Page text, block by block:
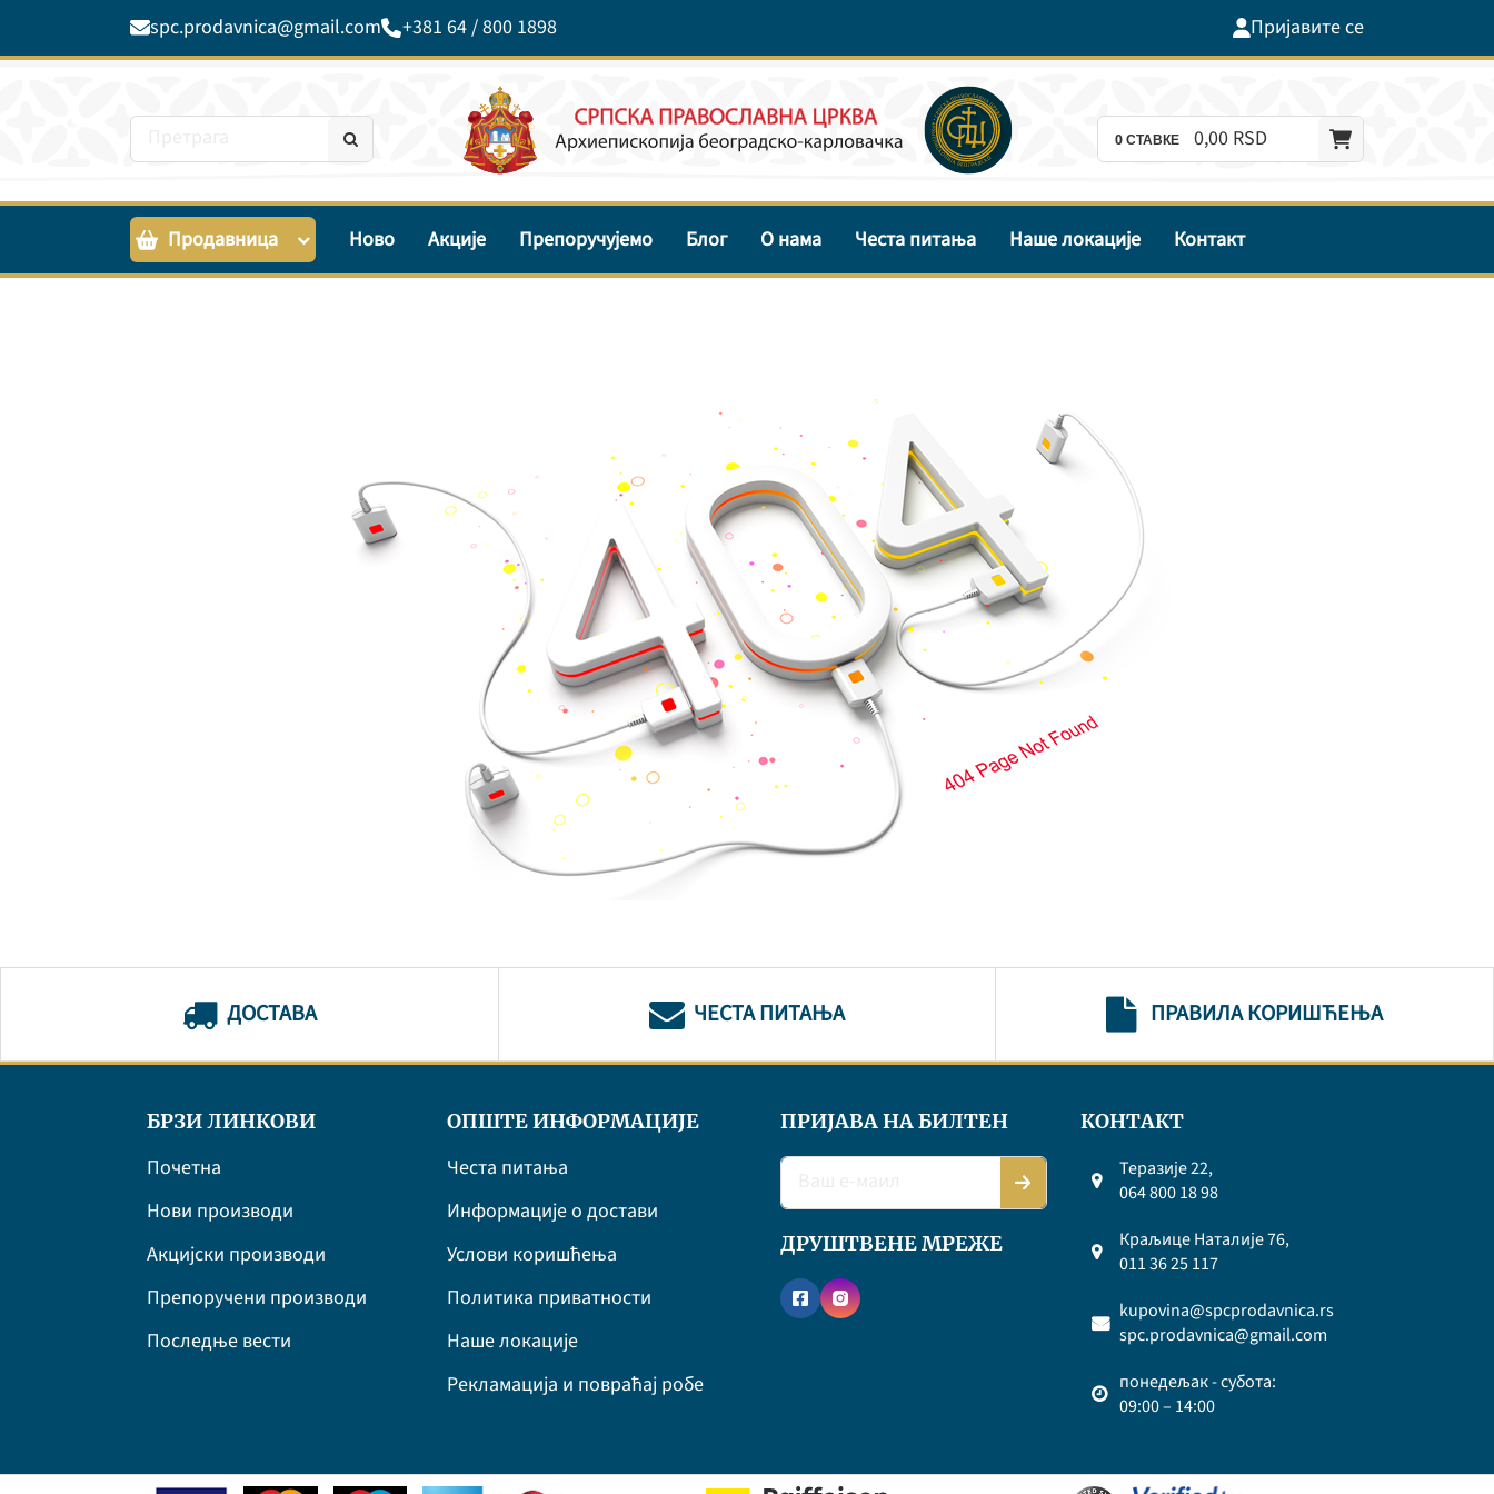
spc.prodavnica@gmail.com +381 64 / 800 1898 Пријавите се
0СТАВКЕ 0,00 RSD
Продавница Ново Акције Препоручујемо Блог О нама Честа питања Наше локације Контакт
ДОСТАВА ЧЕСТА ПИТАЊА ПРАВИЛА КОРИШЋЕЊА
БРЗИ ЛИНКОВИ
Почетна
Нови производи
Акцијски производи
Препоручени производи
Последње вести
ОПШТЕ ИНФОРМАЦИЈЕ
Честа питања
Информације о достави
Услови коришћења
Политика приватности
Наше локације
Рекламација и повраћај робе
ПРИЈАВА НА БИЛТЕН
ДРУШТВЕНЕ МРЕЖЕ
КОНТАКТ
Теразије 22,
064 800 18 98
Краљице Наталије 76,
011 36 25 117
kupovina@spcprodavnica.rs
spc.prodavnica@gmail.com
понедељак - субота:
09:00 – 14:00